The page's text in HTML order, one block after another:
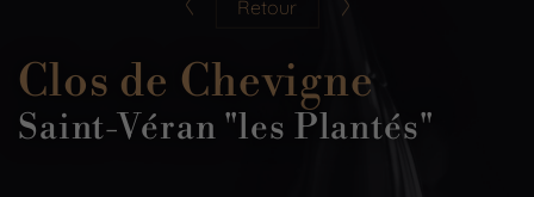
Retour
Clos de Chevigne
Saint-Véran "les Plantés"